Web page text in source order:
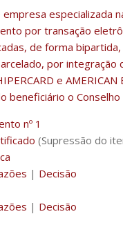
especializada
por transação
de forma
por integração
e
beneficiário o
nº 1
(Supressão do
| Decisão
| Decisão